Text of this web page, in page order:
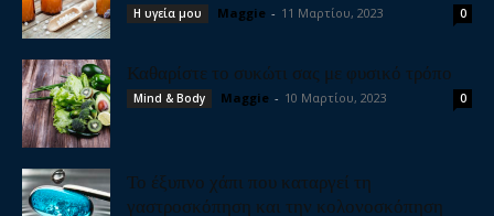
Η υγεία μου Maggie - 11 Μαρτίου, 2023 0
Καθαρίστε το συκώτι σας με φυσικό τρόπο
Mind & Body Maggie - 10 Μαρτίου, 2023 0
Το έξυπνο χάπι που καταργεί τη
γαστροσκόπηση και την κολονοσκόπηση